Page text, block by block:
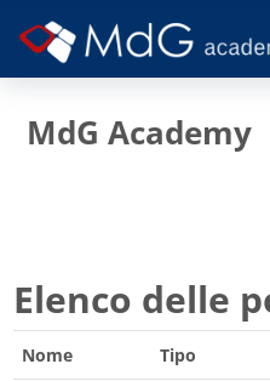
MdG Academy
Elenco delle
Nome Tipo